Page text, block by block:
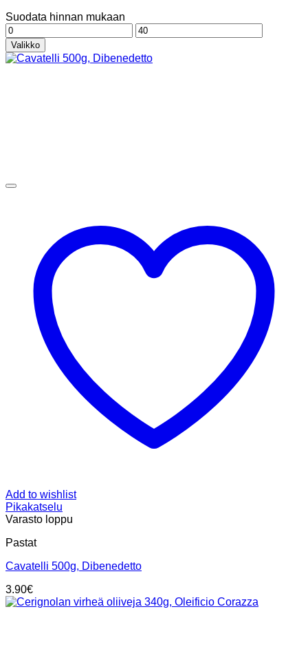
Suodata hinnan mukaan
Minimihinta
Maksimihinta
Valikko
Add to wishlist
Pikakatselu
Varasto loppu
Pastat
Cavatelli 500g, Dibenedetto
3.90€